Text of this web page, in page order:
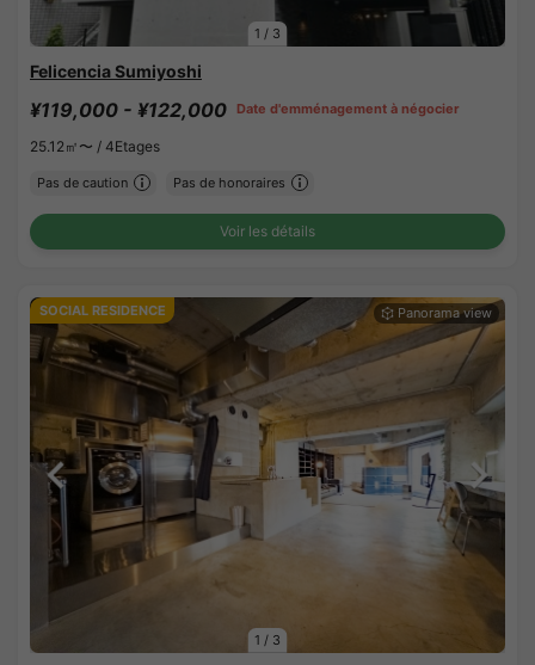
1 / 3
Felicencia Sumiyoshi
¥119,000 - ¥122,000 Date d'emménagement à négocier
25.12㎡〜 / 4Etages
Pas de caution Pas de honoraires
Voir les détails
1 / 3
SOCIAL RESIDENCE